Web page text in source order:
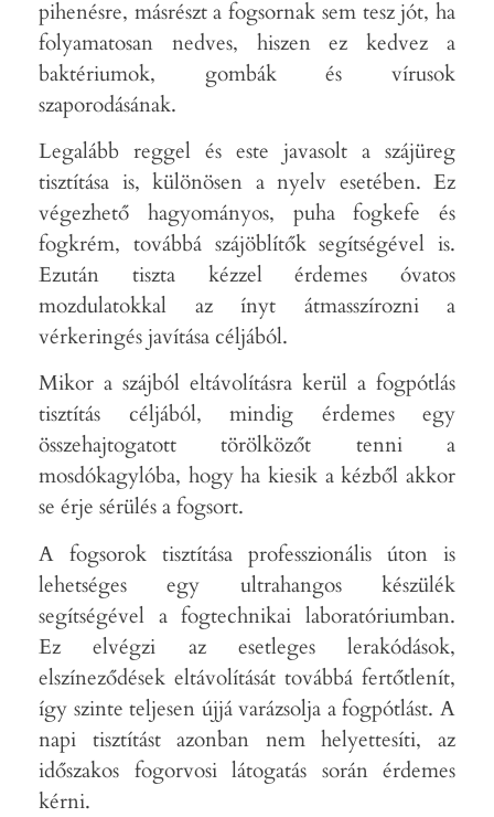
pihenésre, másrészt a fogsornak sem tesz jót, ha
folyamatosan nedves, hiszen ez kedvez a
baktériumok, gombák és vírusok
szaporodásának.
Legalább reggel és este javasolt a szájüreg
tisztítása is, különösen a nyelv esetében. Ez
végezhető hagyományos, puha fogkefe és
fogkrém, továbbá szájöblítők segítségével is.
Ezután tiszta kézzel érdemes óvatos
mozdulatokkal az ínyt átmasszírozni a
vérkeringés javítása céljából.
Mikor a szájból eltávolításra kerül a fogpótlás
tisztítás céljából, mindig érdemes egy
összehajtogatott törölközőt tenni a
mosdókagylóba, hogy ha kiesik a kézből akkor
se érje sérülés a fogsort.
A fogsorok tisztítása professzionális úton is
lehetséges egy ultrahangos készülék
segítségével a fogtechnikai laboratóriumban.
Ez elvégzi az esetleges lerakódások,
elszíneződések eltávolítását továbbá fertőtlenít,
így szinte teljesen újjá varázsolja a fogpótlást. A
napi tisztítást azonban nem helyettesíti, az
időszakos fogorvosi látogatás során érdemes
kérni.